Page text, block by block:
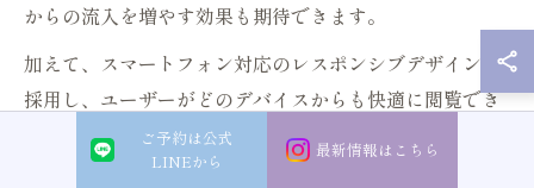
からの流入を増やす効果も期待できます。
加えて、スマートフォン対応のレスポンシブデザインを
採用し、ユーザーがどのデバイスからも快適に閲覧でき
る環境を整えることも重要です。これにより、訪問者の
離脱率を下げ、集客効果を高めることが可能となりま
ご予約は公式
LINEから
最新情報はこちら